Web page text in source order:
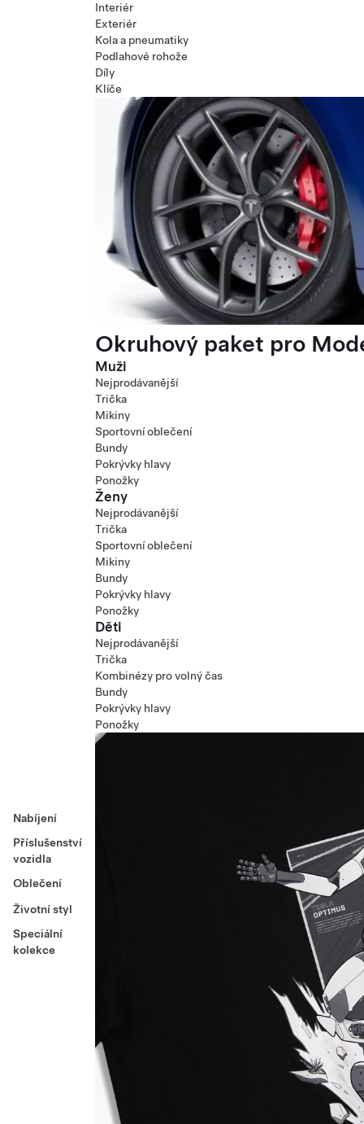
Nabíjení
Příslušenství
vozidla
Oblečení
Životní styl
Speciální
kolekce
Interiér
Exteriér
Kola a pneumatiky
Podlahové rohože
Díly
Klíče
Okruhový paket pro
Muži
Nejprodávanější
Trička
Mikiny
Sportovní oblečení
Bundy
Pokrývky hlavy
Ponožky
Ženy
Nejprodávanější
Trička
Sportovní oblečení
Mikiny
Bundy
Pokrývky hlavy
Ponožky
Děti
Nejprodávanější
Trička
Kombinézy pro volný čas
Bundy
Pokrývky hlavy
Ponožky